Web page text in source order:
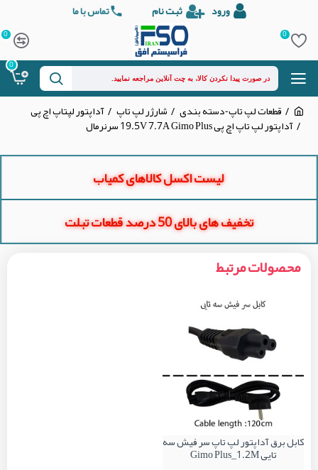
ورود ثبت نام تماس با ما
0
0
0
قطعات لپ تاپ-دسته بندی شارژر لپ تاپ آداپتور لپتاپ اچ پی
آداپتور لپ تاپ اچ پی 19.5V 7.7A Gimo Plus سرنرمال
لیست اکسل کالاهای کمیاب
تخفیف های بالای 50 درصد قطعات تبلت
محصولات مرتبط
کابل برق آداپتور لپ تاپ سر فیش سه
تایی Gimo Plus_1.2M